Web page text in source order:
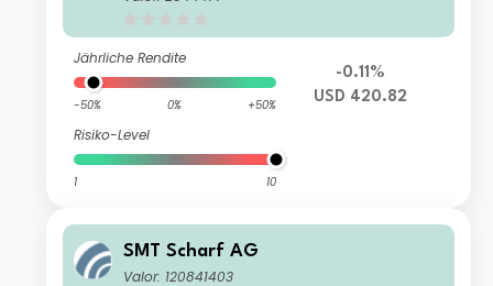
Jährliche Rendite
-50% 0% +50%
Risiko-Level
1 10
-0.11%
USD 420.82
SMT Scharf AG
Valor: 120841403